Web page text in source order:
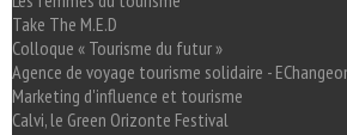
Take The M.E.D
Colloque « Tourisme du futur »
Agence de voyage tourisme solidaire -
Marketing d'influence et tourisme
Calvi, le Green Orizonte Festival